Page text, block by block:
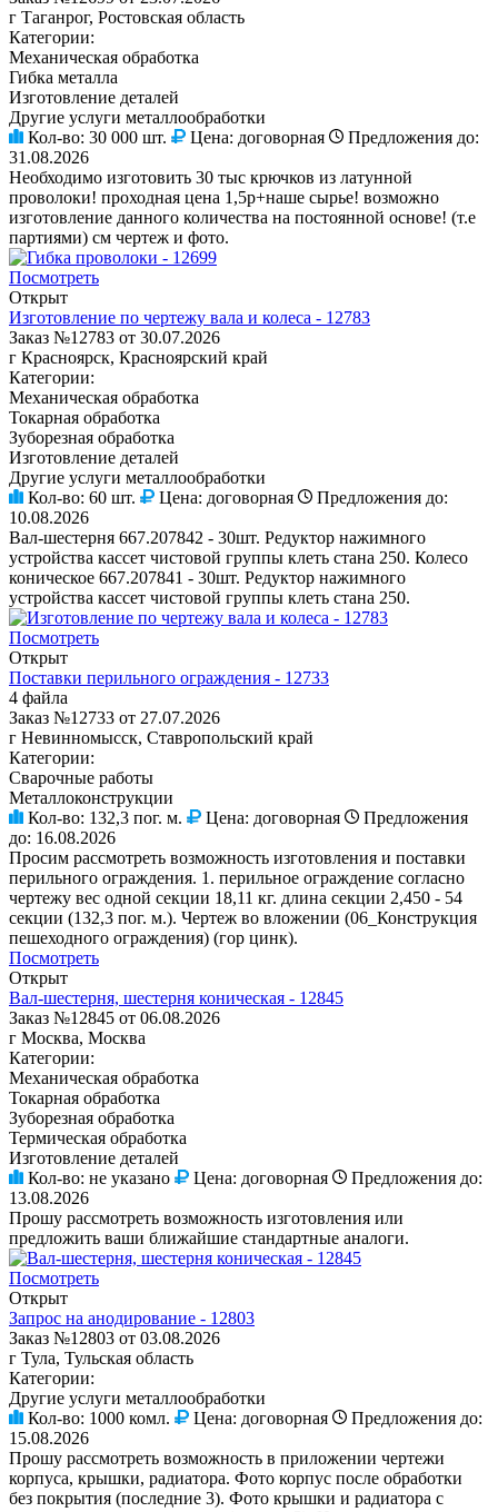
г Таганрог, Ростовская область
Категории:
Механическая обработка
Гибка металла
Изготовление деталей
Другие услуги металлообработки
Кол-во: 30 000 шт. Цена: договорная
Предложения до:
31.08.2026
Необходимо изготовить 30 тыс крючков из латунной
проволоки! проходная цена 1,5р+наше сырье! возможно
изготовление данного количества на постоянной основе! (т.е
партиями) см чертеж и фото.
Посмотреть
Открыт
Изготовление по чертежу вала и колеса - 12783
Заказ №12783 от 30.07.2026
г Красноярск, Красноярский край
Категории:
Механическая обработка
Токарная обработка
Зуборезная обработка
Изготовление деталей
Другие услуги металлообработки
Кол-во: 60 шт. Цена: договорная
Предложения до:
10.08.2026
Вал-шестерня 667.207842 - 30шт. Редуктор нажимного
устройства кассет чистовой группы клеть стана 250. Колесо
коническое 667.207841 - 30шт. Редуктор нажимного
устройства кассет чистовой группы клеть стана 250.
Посмотреть
Открыт
Поставки перильного ограждения - 12733
4 файла
Заказ №12733 от 27.07.2026
г Невинномысск, Ставропольский край
Категории:
Сварочные работы
Металлоконструкции
Кол-во: 132,3 пог. м. Цена: договорная
Предложения
до: 16.08.2026
Просим рассмотреть возможность изготовления и поставки
перильного ограждения. 1. перильное ограждение согласно
чертежу вес одной секции 18,11 кг. длина секции 2,450 - 54
секции (132,3 пог. м.). Чертеж во вложении (06_Конструкция
пешеходного ограждения) (гор цинк).
Посмотреть
Открыт
Вал-шестерня, шестерня коническая - 12845
Заказ №12845 от 06.08.2026
г Москва, Москва
Категории:
Механическая обработка
Токарная обработка
Зуборезная обработка
Термическая обработка
Изготовление деталей
Кол-во: не указано Цена: договорная
Предложения до:
13.08.2026
Прошу рассмотреть возможность изготовления или
предложить ваши ближайшие стандартные аналоги.
Посмотреть
Открыт
Запрос на анодирование - 12803
Заказ №12803 от 03.08.2026
г Тула, Тульская область
Категории:
Другие услуги металлообработки
Кол-во: 1000 комл. Цена: договорная
Предложения до:
15.08.2026
Прошу рассмотреть возможность в приложении чертежи
корпуса, крышки, радиатора. Фото корпус после обработки
без покрытия (последние 3). Фото крышки и радиатора с